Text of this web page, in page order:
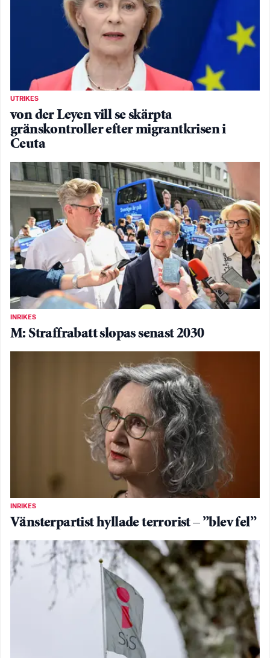
UTRIKES
von der Leyen vill se skärpta
gränskontroller efter migrantkrisen i
Ceuta
INRIKES
M: Straffrabatt slopas senast 2030
INRIKES
Vänsterpartist hyllade terrorist – ”blev fel”